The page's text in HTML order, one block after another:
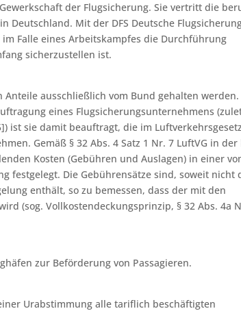
der Flugsicherung. Sie vertritt die
Deutschland. Mit der DFS Deutsche
im Falle eines Arbeitskampfes die Durchführung
sicherzustellen ist.
ausschließlich vom Bund gehalten werden.
eines Flugsicherungsunternehmens
ist sie damit beauftragt, die im Luftverkehrsgesetz
Gemäß § 32 Abs. 4 Satz 1 Nr. 7 LuftVG in der
Kosten (Gebühren und Auslagen) in einer
festgelegt. Die Gebührensätze sind, soweit nicht
enthält, so zu bemessen, dass der mit den
(sog. Vollkostendeckungsprinzip, § 32 Abs. 4a
zur Beförderung von Passagieren.
Urabstimmung alle tariflich beschäftigten